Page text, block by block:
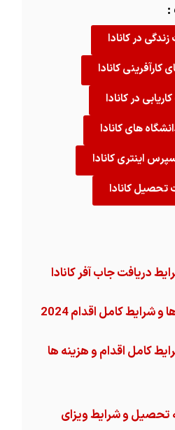
زندگی در کانادا
کارآفرینی کانادا
در کانادا
های کانادا
اینتری کانادا
تحصیل کانادا
دریافت جاب آفر کانادا
کامل اقدام و هزینه ها
تحصیل و شرایط ویزای